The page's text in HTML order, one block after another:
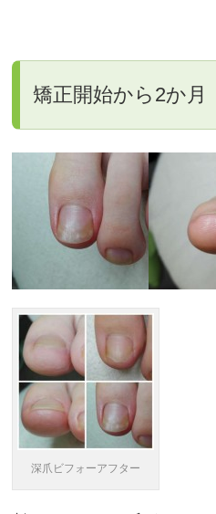
矯正開始から2か月
深爪ビフォーアフター